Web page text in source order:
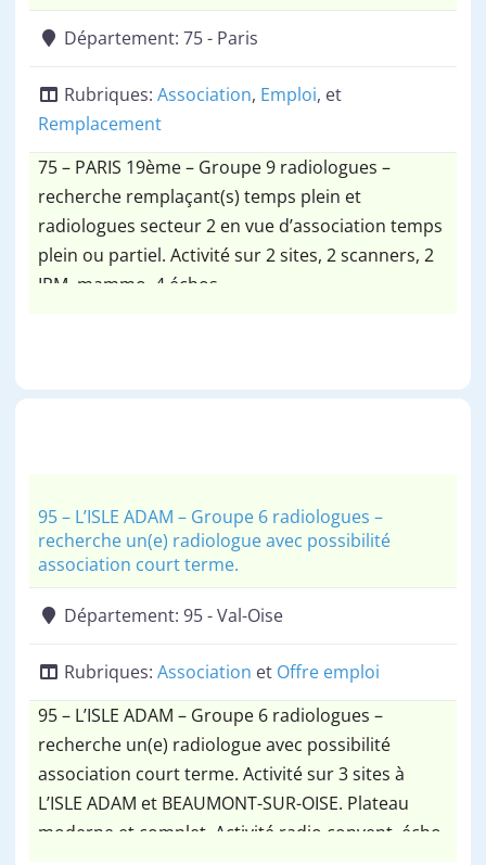
Département:75 - Paris
Rubriques:Association, Emploi, et
Remplacement
75 – PARIS 19ème – Groupe 9 radiologues –
recherche remplaçant(s) temps plein et
radiologues secteur 2 en vue d’association temps
plein ou partiel. Activité sur 2 sites, 2 scanners, 2
IRM, mammo, 4 échos.
95 – L’ISLE ADAM – Groupe 6 radiologues –
recherche un(e) radiologue avec possibilité
association court terme.
Département:95 - Val-Oise
Rubriques:Association et Offre emploi
95 – L’ISLE ADAM – Groupe 6 radiologues –
recherche un(e) radiologue avec possibilité
association court terme. Activité sur 3 sites à
L’ISLE ADAM et BEAUMONT-SUR-OISE. Plateau
moderne et complet. Activité radio convent, écho,